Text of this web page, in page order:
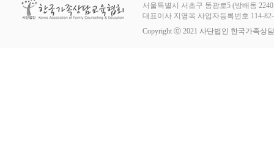
서울특별시 서초구 동광로5 (방배동
대표이사 지영옥 사업자등록번호 114-
Copyright ⓒ 2021 사단법인 한국가족상